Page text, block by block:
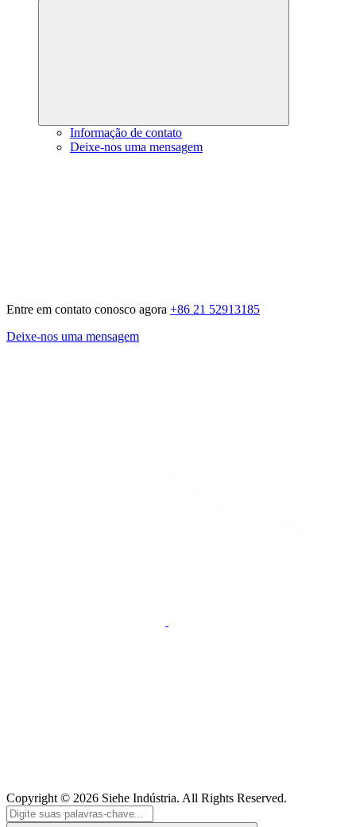
Informação de contato
Deixe-nos uma mensagem
Entre em contato conosco agora +86 21 52913185
Deixe-nos uma mensagem
Copyright © 2026 Siehe Indústria. All Rights Reserved.